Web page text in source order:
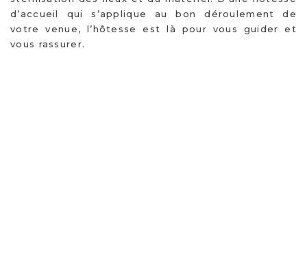
d’accueil qui s’applique au bon déroulement de
votre venue, l’hôtesse est là pour vous guider et
vous rassurer.